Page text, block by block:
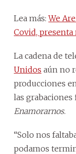
Lea más:We
Covid, presenta
La cadena de
Unidos aún no
producciones
las grabaciones
Enamorarnos.
“Solo nos
podamos